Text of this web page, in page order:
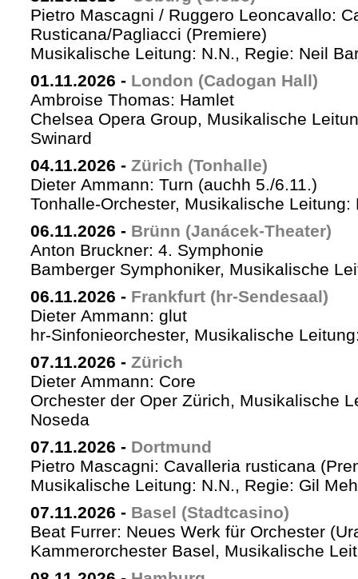
Pietro Mascagni / Ruggero Leoncavallo:
Rusticana/Pagliacci (Premiere)
Musikalische Leitung: N.N., Regie: Neil
01.11.2026 - London (Cadogan Hall)
Ambroise Thomas: Hamlet
Chelsea Opera Group, Musikalische
Swinard
04.11.2026 - Zürich (Tonhalle)
Dieter Ammann: Turn (auchh 5./6.11.)
Tonhalle-Orchester, Musikalische Leitung:
06.11.2026 - Brünn (Janácek-Theater)
Anton Bruckner: 4. Symphonie
Bamberger Symphoniker, Musikalische
06.11.2026 - Frankfurt (hr-Sendesaal)
Dieter Ammann: glut
hr-Sinfonieorchester, Musikalische
07.11.2026 - Zürich
Dieter Ammann: Core
Orchester der Oper Zürich, Musikalische
Noseda
07.11.2026 - Dortmund
Pietro Mascagni: Cavalleria rusticana
Musikalische Leitung: N.N., Regie: Gil
07.11.2026 - Basel (Stadtcasino)
Beat Furrer: Neues Werk für Orchester
Kammerorchester Basel, Musikalische